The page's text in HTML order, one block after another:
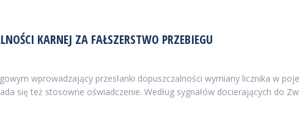
KARNEJ ZA FAŁSZERSTWO PRZEBIEGU
wprowadzający przesłanki dopuszczalności wymiany licznika w
się też stosowne oświadczenie. Według sygnałów docierających do